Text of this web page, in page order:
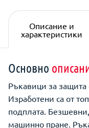
Описание и
характеристики
Основно
Ръкавици за
Изработени са от
подплата.
машинно пране.